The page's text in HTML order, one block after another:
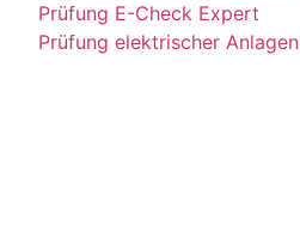
Prüfung E-Check Expert
Prüfung elektrischer Anlagen